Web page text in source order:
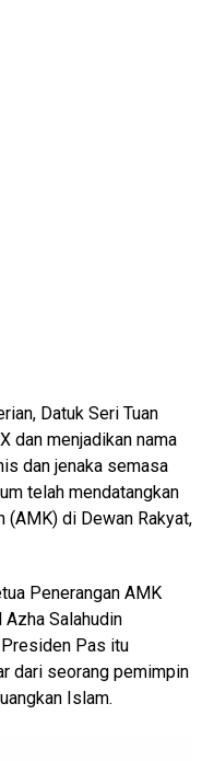
Datuk Seri Tuan
dan menjadikan nama
dan jenaka semasa
telah mendatangkan
(AMK) di Dewan Rakyat,
Penerangan AMK
Salahudin
Pas itu
dari seorang pemimpin
Islam.